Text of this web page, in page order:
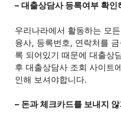
– 대출상담사 등록여부 확인
우리나라에서 활동하는 모
융사, 등록번호, 연락처를
록 되어있기 때문에 대출상
후 대출상담사 조회 사이트
인해 보셔야합니다.
– 돈과 체크카드를 보내지 않